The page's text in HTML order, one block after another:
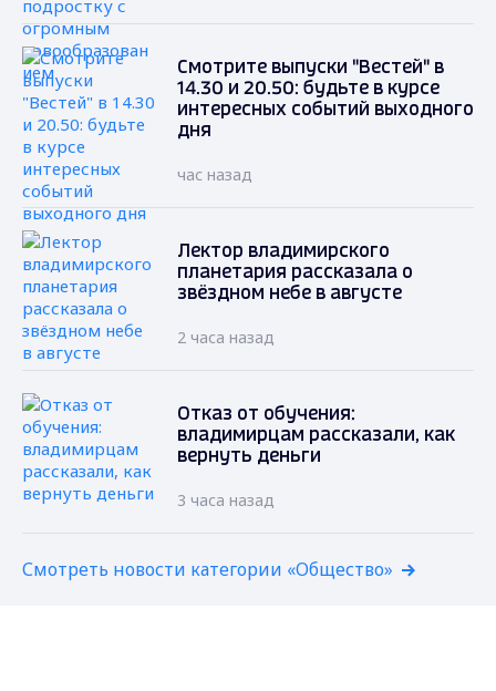
Смотрите выпуски "Вестей" в
14.30 и 20.50: будьте в курсе
интересных событий выходного
дня
час назад
Лектор владимирского
планетария рассказала о
звёздном небе в августе
2 часа назад
Отказ от обучения:
владимирцам рассказали, как
вернуть деньги
3 часа назад
Смотреть новости категории «Общество»